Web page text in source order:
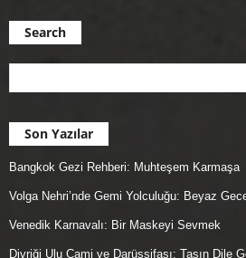
Search
Son Yazılar
Bangkok Gezi Rehberi: Muhteşem Karmaşa
Volga Nehri’nde Gemi Yolculuğu: Beyaz
Venedik Karnavalı: Bir Maskeyi Sevmek
Divriği Ulu Cami ve Darüşşifası: Taşın Dile